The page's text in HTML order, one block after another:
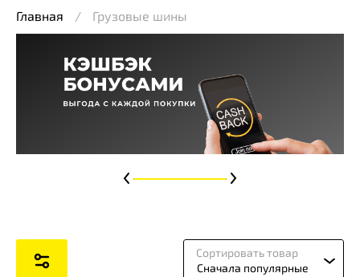
Главная Грузовые шины
Сортировать товар
Сначала популярные